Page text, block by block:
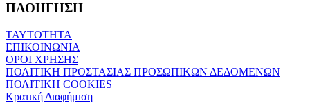
ΠΛΟΗΓΗΣΗ
ΤΑΥΤΟΤΗΤΑ
ΕΠΙΚΟΙΝΩΝΙΑ
ΟΡΟΙ ΧΡΗΣΗΣ
ΠΟΛΙΤΙΚΗ ΠΡΟΣΤΑΣΙΑΣ ΠΡΟΣΩΠΙΚΩΝ ΔΕΔΟΜΕΝΩΝ
ΠΟΛΙΤΙΚΗ COOKIES
Κρατική Διαφήμιση